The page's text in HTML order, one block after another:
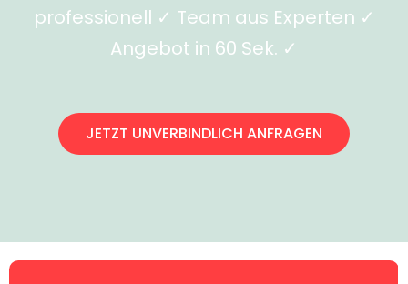
professionell ✓ Team aus Experten ✓
Angebot in 60 Sek. ✓
JETZT UNVERBINDLICH ANFRAGEN